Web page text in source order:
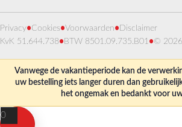
Privacy•Cookies•Voorwaarden• Disclaimer
KvK 51.644.738• BTW 8501.09.735.B01•© 2026
Vanwege de vakantieperiode kan de
uw bestelling iets langer duren dan
het ongemak en bedankt voor
0